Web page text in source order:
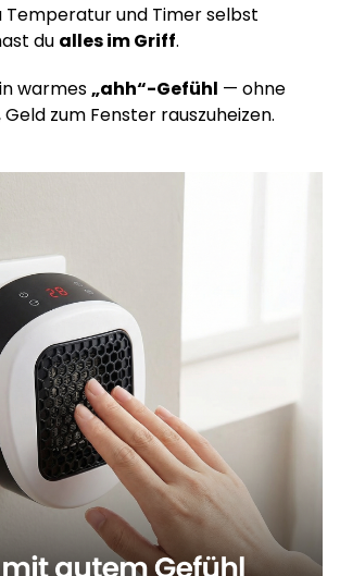
Temperatur und Timer selbst
du alles im Griff.
warmes„ahh“-Gefühl — ohne
Geld zum Fenster rauszuheizen.